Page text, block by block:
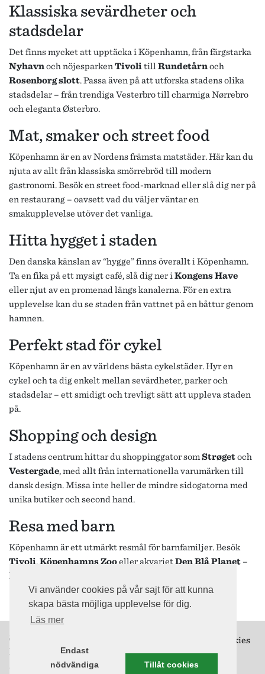
Vi använder cookies på vår sajt för att kunna
skapa bästa möjliga upplevelse för dig.
Läs mer
Endast
nödvändiga
Tillåt cookies
Klassiska sevärdheter och
stadsdelar
Det finns mycket att upptäcka i Köpenhamn, från färgstarka
Nyhavnoch nöjesparkenTivolitillRundetårnoch
Rosenborg slott. Passa även på att utforska stadens olika
stadsdelar – från trendiga Vesterbro till charmiga Nørrebro
och eleganta Østerbro.
Mat, smaker och street food
Köpenhamn är en av Nordens främsta matstäder. Här kan du
njuta av allt från klassiska smörrebröd till modern
gastronomi. Besök en street food-marknad eller slå dig ner på
en restaurang – oavsett vad du väljer väntar en
smakupplevelse utöver det vanliga.
Hitta hygget i staden
Den danska känslan av “hygge” finns överallt i Köpenhamn.
Ta en fika på ett mysigt café, slå dig ner iKongens Have
eller njut av en promenad längs kanalerna. För en extra
upplevelse kan du se staden från vattnet på en båttur genom
hamnen.
Perfekt stad för cykel
Köpenhamn är en av världens bästa cykelstäder. Hyr en
cykel och ta dig enkelt mellan sevärdheter, parker och
stadsdelar – ett smidigt och trevligt sätt att uppleva staden
på.
Shopping och design
I stadens centrum hittar du shoppinggator somStrøgetoch
Vestergade, med allt från internationella varumärken till
dansk design. Missa inte heller de mindre sidogatorna med
unika butiker och second hand.
Resa med barn
Köpenhamn är ett utmärkt resmål för barnfamiljer. Besök
Tivoli,Köpenhamns Zooeller akvarietDen Blå Planet –
här finns upplevelser för både stora och små.
Snälltåget
Norra Vallgatan 34
211 25 Malmö
Cookies